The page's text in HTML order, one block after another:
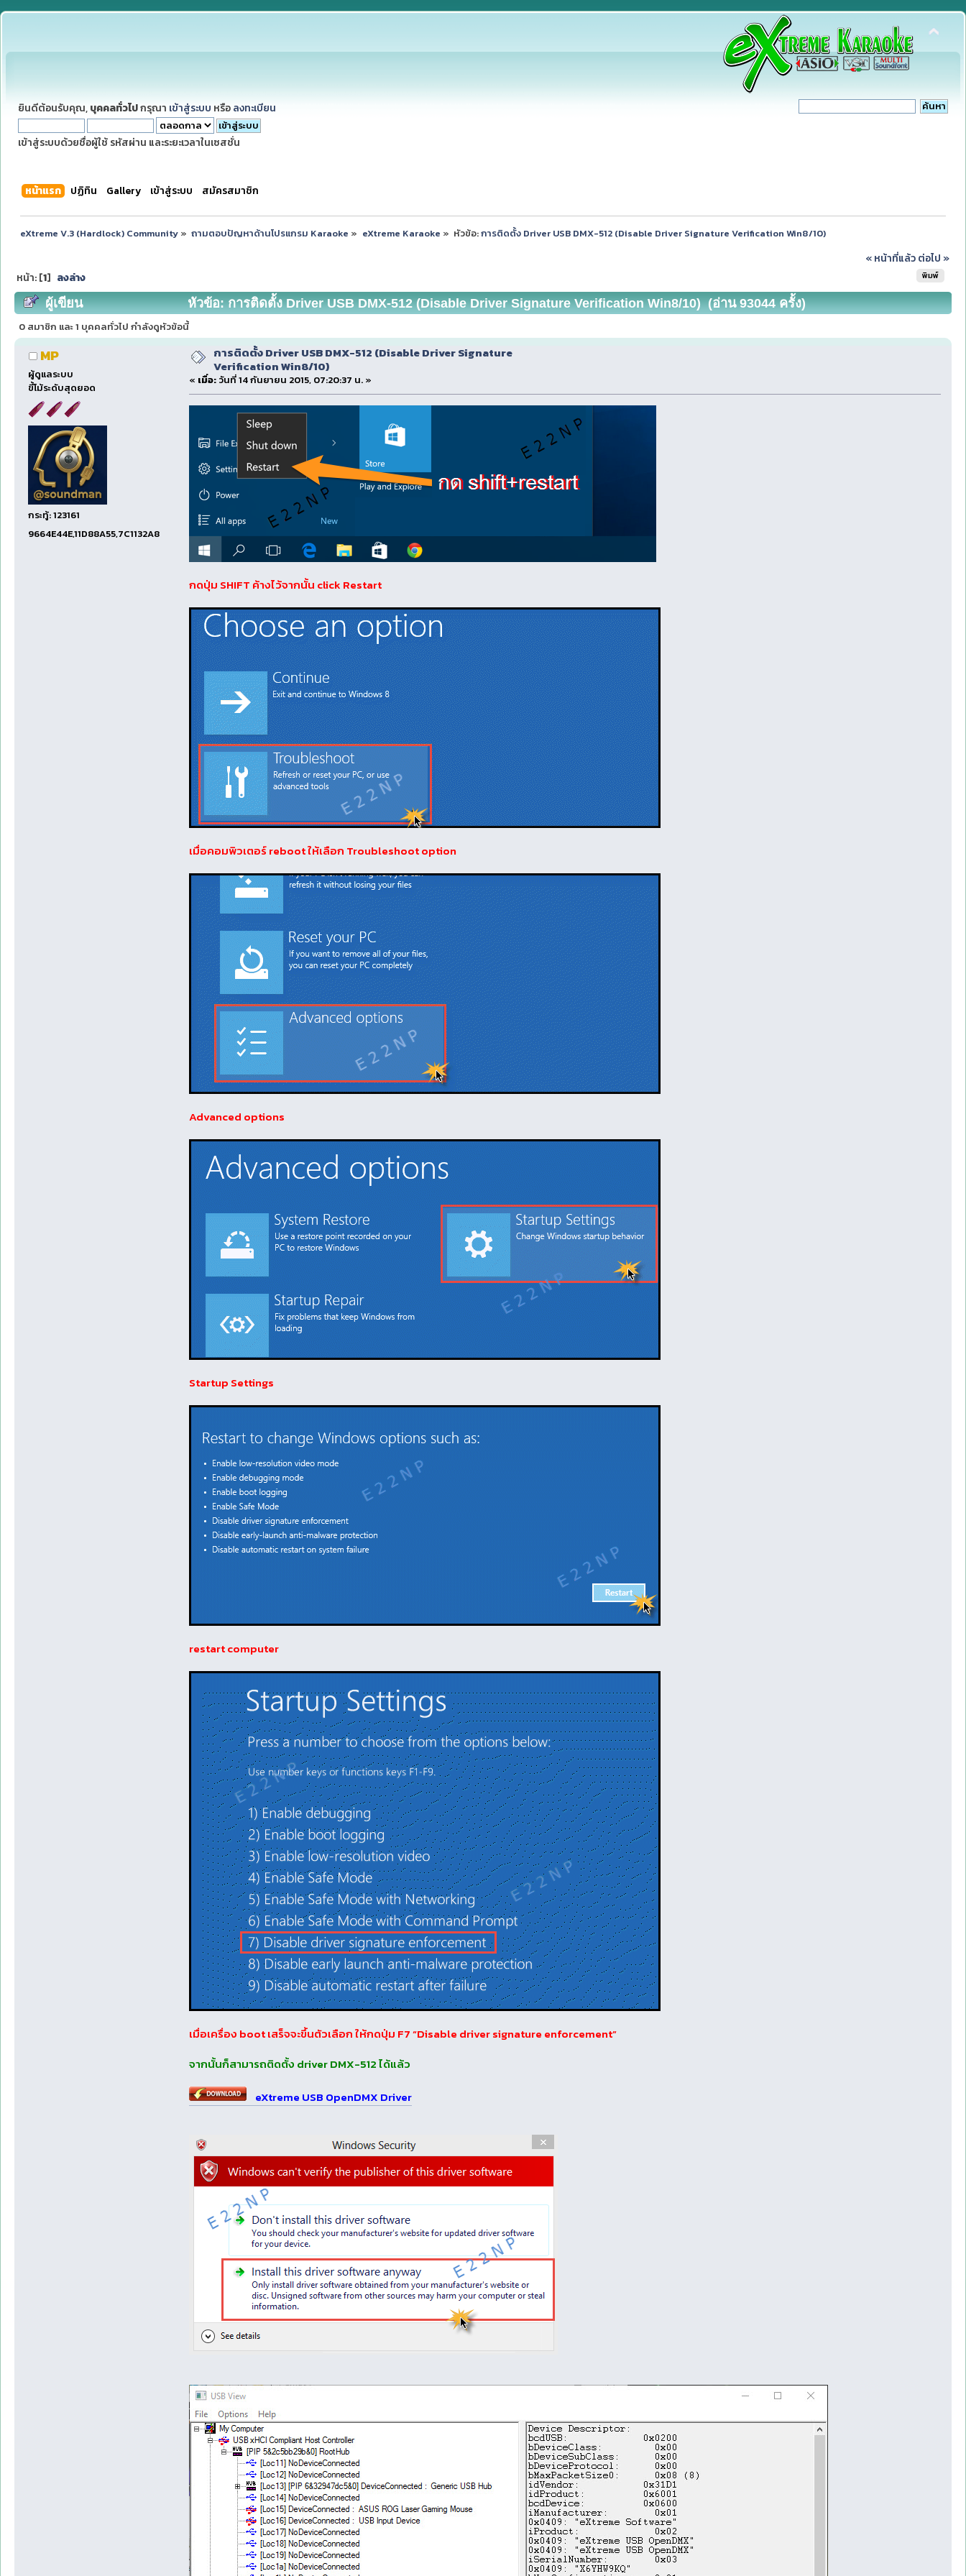
ยินดีต้อนรับคุณ, บุคคลทั่วไปกรุณา เข้าสู่ระบบ หรือ ลงทะเบียน
เข้าสู่ระบบด้วยชื่อผู้ใช้ รหัสผ่าน และระยะเวลาในเซสชั่น
หน้าแรก ปฏิทิน Gallery เข้าสู่ระบบ สมัครสมาชิก
eXtreme V.3 (Hardlock) Community» ถามตอบปัญหาด้านโปรแกรม Karaoke » eXtreme Karaoke » หัวข้อ:การติดตั้ง Driver USB DMX-512 (Disable Driver Signature Verification Win8/10)
« หน้าที่แล้ว ต่อไป »
พิมพ์
หน้า: [1] ลงล่าง
ผู้เขียน หัวข้อ: การติดตั้ง Driver USB DMX-512 (Disable Driver Signature Verification Win8/10) (อ่าน 93044 ครั้ง)
0 สมาชิก และ 1 บุคคลทั่วไป กำลังดูหัวข้อนี้
MP
ผู้ดูแลระบบ
ขี้โม้ระดับสุดยอด
กระทู้: 123161
9664E44E,11D88A55,7C1132A8
การติดตั้ง Driver USB DMX-512 (Disable Driver Signature
Verification Win8/10)
« เมื่อ: วันที่ 14 กันยายน 2015, 07:20:37 น. »
กดปุ่ม SHIFT ค้างไว้จากนั้น click Restart
เมื่อคอมพิวเตอร์ reboot ให้เลือก Troubleshoot option
Advanced options
Startup Settings
restart computer
เมื่อเครื่อง boot เสร็จจะขึ้นตัวเลือก ให้กดปุ่ม F7 “Disable driver signature enforcement”
จากนั้นก็สามารถติดตั้ง driver DMX-512 ได้แล้ว
eXtreme USB OpenDMX Driver